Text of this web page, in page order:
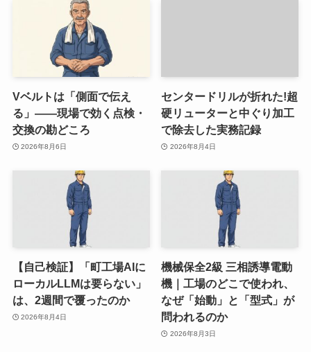
Vベルトは「側面で伝え
る」——現場で効く点検・
交換の勘どころ
2026年8月6日
センタードリルが折れた!超
硬リューターと中ぐり加工
で除去した実務記録
2026年8月4日
【自己検証】「町工場AIに
ローカルLLMは要らない」
は、2週間で覆ったのか
2026年8月4日
機械保全2級 三相誘導電動
機｜工場のどこで使われ、
なぜ「始動」と「型式」が
問われるのか
2026年8月3日